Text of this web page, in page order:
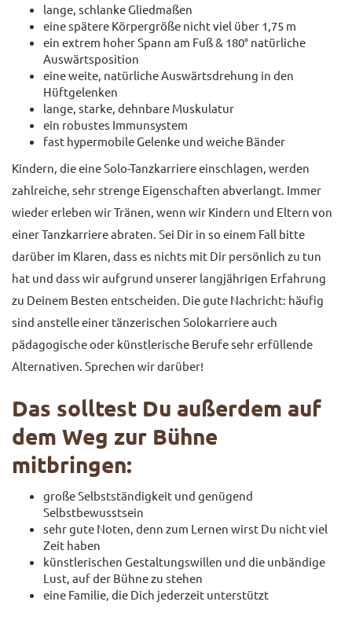
lange, schlanke Gliedmaßen
eine spätere Körpergröße nicht viel über 1,75 m
ein extrem hoher Spann am Fuß & 180° natürliche
Auswärtsposition
eine weite, natürliche Auswärtsdrehung in den
Hüftgelenken
lange, starke, dehnbare Muskulatur
ein robustes Immunsystem
fast hypermobile Gelenke und weiche Bänder
Kindern, die eine Solo-Tanzkarriere einschlagen, werden
zahlreiche, sehr strenge Eigenschaften abverlangt. Immer
wieder erleben wir Tränen, wenn wir Kindern und Eltern von
einer Tanzkarriere abraten. Sei Dir in so einem Fall bitte
darüber im Klaren, dass es nichts mit Dir persönlich zu tun
hat und dass wir aufgrund unserer langjährigen Erfahrung
zu Deinem Besten entscheiden. Die gute Nachricht: häufig
sind anstelle einer tänzerischen Solokarriere auch
pädagogische oder künstlerische Berufe sehr erfüllende
Alternativen. Sprechen wir darüber!
Das solltest Du außerdem auf
dem Weg zur Bühne
mitbringen:
große Selbstständigkeit und genügend
Selbstbewusstsein
sehr gute Noten, denn zum Lernen wirst Du nicht viel
Zeit haben
künstlerischen Gestaltungswillen und die unbändige
Lust, auf der Bühne zu stehen
eine Familie, die Dich jederzeit unterstützt